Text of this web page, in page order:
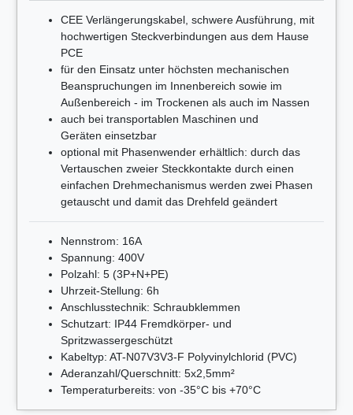
CEE Verlängerungskabel, schwere Ausführung, mit
hochwertigen Steckverbindungen aus dem Hause
PCE
für den Einsatz unter höchsten mechanischen
Beanspruchungen im Innenbereich sowie im
Außenbereich - im Trockenen als auch im Nassen
auch bei transportablen Maschinen und
Geräten einsetzbar
optional mit Phasenwender erhältlich: durch das
Vertauschen zweier Steckkontakte durch einen
einfachen Drehmechanismus werden zwei Phasen
getauscht und damit das Drehfeld geändert
Nennstrom: 16A
Spannung: 400V
Polzahl: 5 (3P+N+PE)
Uhrzeit-Stellung: 6h
Anschlusstechnik: Schraubklemmen
Schutzart: IP44 Fremdkörper- und
Spritzwassergeschützt
Kabeltyp: AT-N07V3V3-F Polyvinylchlorid (PVC)
Aderanzahl/Querschnitt: 5x2,5mm²
Temperaturbereits: von -35°C bis +70°C